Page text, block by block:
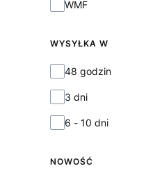
Marka
WMF
WYSYŁKA W
Wysyłka w
48 godzin
3 dni
6 - 10 dni
NOWOŚĆ